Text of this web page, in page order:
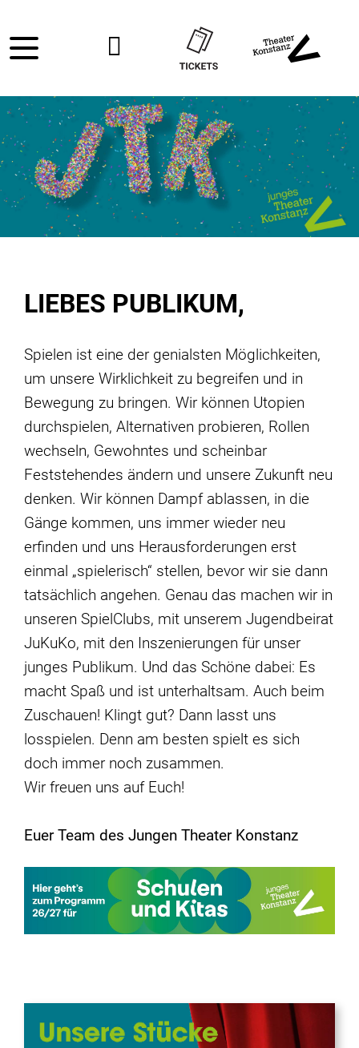
LIEBES PUBLIKUM,
Spielen ist eine der genialsten Möglichkeiten,
um unsere Wirklichkeit zu begreifen und in
Bewegung zu bringen. Wir können Utopien
durchspielen, Alternativen probieren, Rollen
wechseln, Gewohntes und scheinbar
Feststehendes ändern und unsere Zukunft neu
denken. Wir können Dampf ablassen, in die
Gänge kommen, uns immer wieder neu
erfinden und uns Herausforderungen erst
einmal „spielerisch“ stellen, bevor wir sie dann
tatsächlich angehen. Genau das machen wir in
unseren SpielClubs, mit unserem Jugendbeirat
JuKuKo, mit den Inszenierungen für unser
junges Publikum. Und das Schöne dabei: Es
macht Spaß und ist unterhaltsam. Auch beim
Zuschauen! Klingt gut? Dann lasst uns
losspielen. Denn am besten spielt es sich
doch immer noch zusammen.
Wir freuen uns auf Euch!
Euer Team des Jungen Theater Konstanz